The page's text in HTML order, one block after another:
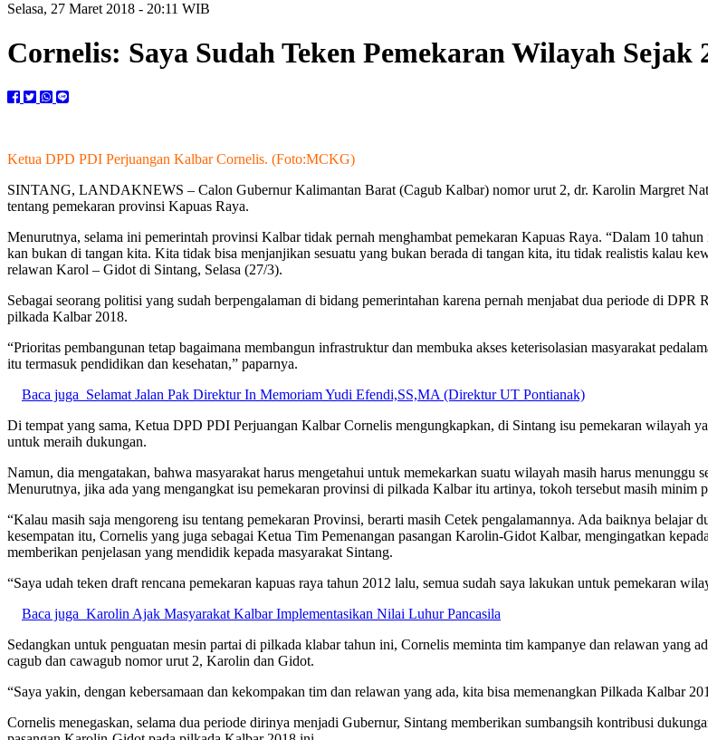
Selasa, 27 Maret 2018 - 20:11 WIB
Cornelis: Saya Sudah Teken Pemekaran Wilayah Sejak
Ketua DPD PDI Perjuangan Kalbar Cornelis. (Foto:MCKG)
SINTANG, LANDAKNEWS – Calon Gubernur Kalimantan Barat (Cagub Kalbar) nomor urut 2, dr. Karolin Margret
tentang pemekaran provinsi Kapuas Raya.
Menurutnya, selama ini pemerintah provinsi Kalbar tidak pernah menghambat pemekaran Kapuas Raya. “Dalam 10
kan bukan di tangan kita. Kita tidak bisa menjanjikan sesuatu yang bukan berada di tangan kita, itu tidak realistis kalau
relawan Karol – Gidot di Sintang, Selasa (27/3).
Sebagai seorang politisi yang sudah berpengalaman di bidang pemerintahan karena pernah menjabat dua periode di
pilkada Kalbar 2018.
“Prioritas pembangunan tetap bagaimana membangun infrastruktur dan membuka akses keterisolasian masyarakat
itu termasuk pendidikan dan kesehatan,” paparnya.
Baca juga Selamat Jalan Pak Direktur In Memoriam Yudi Efendi,SS,MA (Direktur UT Pontianak)
Di tempat yang sama, Ketua DPD PDI Perjuangan Kalbar Cornelis mengungkapkan, di Sintang isu pemekaran wilayah
untuk meraih dukungan.
Namun, dia mengatakan, bahwa masyarakat harus mengetahui untuk memekarkan suatu wilayah masih harus
Menurutnya, jika ada yang mengangkat isu pemekaran provinsi di pilkada Kalbar itu artinya, tokoh tersebut masih minim
“Kalau masih saja mengoreng isu tentang pemekaran Provinsi, berarti masih Cetek pengalamannya. Ada baiknya belajar
kesempatan itu, Cornelis yang juga sebagai Ketua Tim Pemenangan pasangan Karolin-Gidot Kalbar, mengingatkan
memberikan penjelasan yang mendidik kepada masyarakat Sintang.
“Saya udah teken draft rencana pemekaran kapuas raya tahun 2012 lalu, semua sudah saya lakukan untuk pemekaran
Baca juga Karolin Ajak Masyarakat Kalbar Implementasikan Nilai Luhur Pancasila
Sedangkan untuk penguatan mesin partai di pilkada klabar tahun ini, Cornelis meminta tim kampanye dan relawan yang
cagub dan cawagub nomor urut 2, Karolin dan Gidot.
“Saya yakin, dengan kebersamaan dan kekompakan tim dan relawan yang ada, kita bisa memenangkan Pilkada Kalbar
Cornelis menegaskan, selama dua periode dirinya menjadi Gubernur, Sintang memberikan sumbangsih kontribusi